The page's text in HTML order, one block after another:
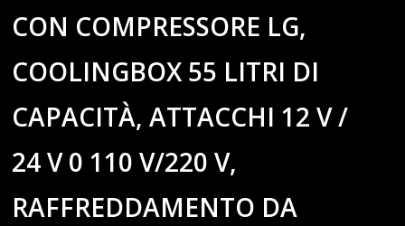
CON COMPRESSORE LG,
COOLINGBOX 55 LITRI DI
CAPACITÀ, ATTACCHI 12 V /
24 V 0 110 V/220 V,
RAFFREDDAMENTO DA